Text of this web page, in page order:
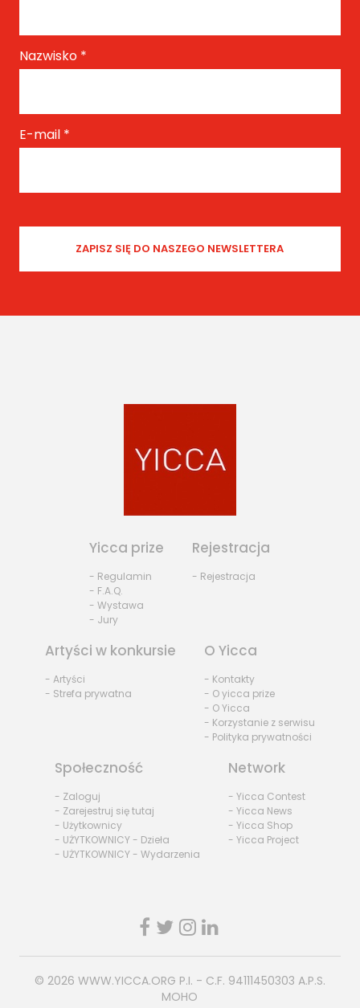
Nazwisko *
E-mail *
Yicca prize
- Regulamin
- F.A.Q.
- Wystawa
- Jury
Rejestracja
- Rejestracja
Artyści w konkursie
- Artyści
- Strefa prywatna
O Yicca
- Kontakty
- O yicca prize
- O Yicca
- Korzystanie z serwisu
- Polityka prywatności
Społeczność
- Zaloguj
- Zarejestruj się tutaj
- Użytkownicy
- UŻYTKOWNICY - Dzieła
- UŻYTKOWNICY - Wydarzenia
Network
- Yicca Contest
- Yicca News
- Yicca Shop
- Yicca Project
© 2026 WWW.YICCA.ORG P.I. - C.F. 94111450303 A.P.S.
MOHO